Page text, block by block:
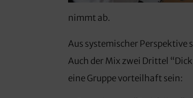
nimmt ab.
Aus systemischer Perspektive
Auch der Mix zwei Drittel
eine Gruppe vorteilhaft sein: